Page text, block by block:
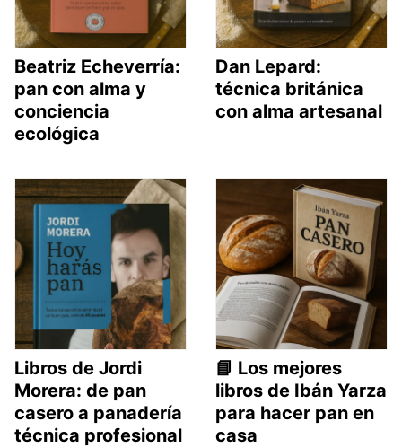
Beatriz Echeverría:
pan con alma y
conciencia
ecológica
Dan Lepard:
técnica británica
con alma artesanal
Libros de Jordi
Morera: de pan
casero a panadería
técnica profesional
📘 Los mejores
libros de Ibán Yarza
para hacer pan en
casa